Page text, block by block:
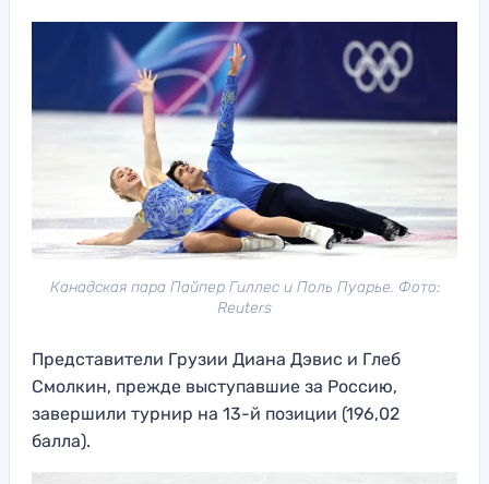
Канадская пара Пайпер Гиллес и Поль Пуарье. Фото:
Reuters
Представители Грузии Диана Дэвис и Глеб
Смолкин, прежде выступавшие за Россию,
завершили турнир на 13-й позиции (196,02
балла).